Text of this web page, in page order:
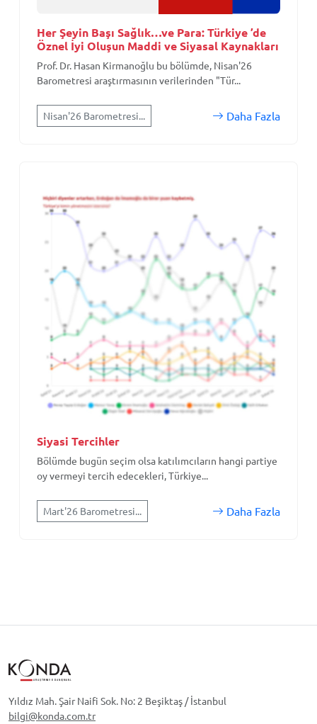
Her Şeyin Başı Sağlık…ve Para: Türkiye ’de
Öznel İyi Oluşun Maddi ve Siyasal Kaynakları
Prof. Dr. Hasan Kirmanoğlu bu bölümde, Nisan'26
Barometresi araştırmasının verilerinden "Tür...
Nisan'26 Barometresi... Daha Fazla
Siyasi Tercihler
Bölümde bugün seçim olsa katılımcıların hangi partiye
oy vermeyi tercih edecekleri, Türkiye...
Mart'26 Barometresi... Daha Fazla
Yıldız Mah. Şair Naifi Sok. No: 2 Beşiktaş / İstanbul
bilgi@konda.com.tr